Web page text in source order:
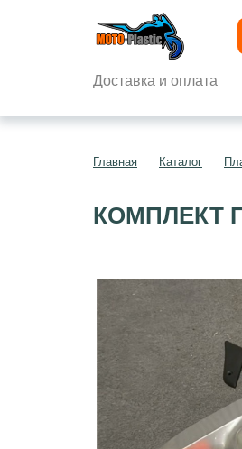
Доставка и оплата
Главная Каталог
КОМПЛЕКТ